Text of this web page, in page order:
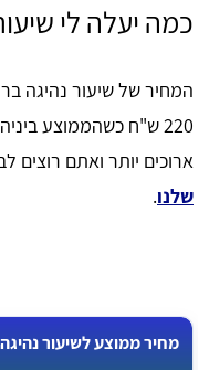
כמה יעלה לי
ארוכים יותר ואתם רוצים
שלנו.
מחיר ממוצע לשיעור נהיגה של 40 דקות